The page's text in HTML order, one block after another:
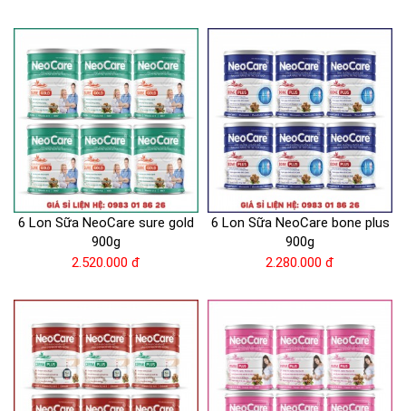
6 Lon Sữa NeoCare sure gold
900g
2.520.000 đ
6 Lon Sữa NeoCare bone plus
900g
2.280.000 đ